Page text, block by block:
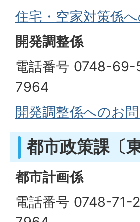
住宅・空家対策係
開発調整係
電話番号 0748-
7964
開発調整係へのお
都市政策課〔
都市計画係
電話番号 0748-